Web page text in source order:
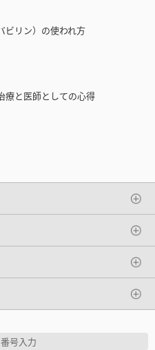
リン）の使われ方
と医師としての心得
号入力